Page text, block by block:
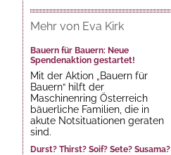
Mehr von Eva Kirk
Bauern für Bauern: Neue
Spendenaktion gestartet!
Mit der Aktion „Bauern für
Bauern“ hilft der
Maschinenring Österreich
bäuerliche Familien, die in
akute Notsituationen geraten
sind.
Durst? Thirst? Soif? Sete? Susama?